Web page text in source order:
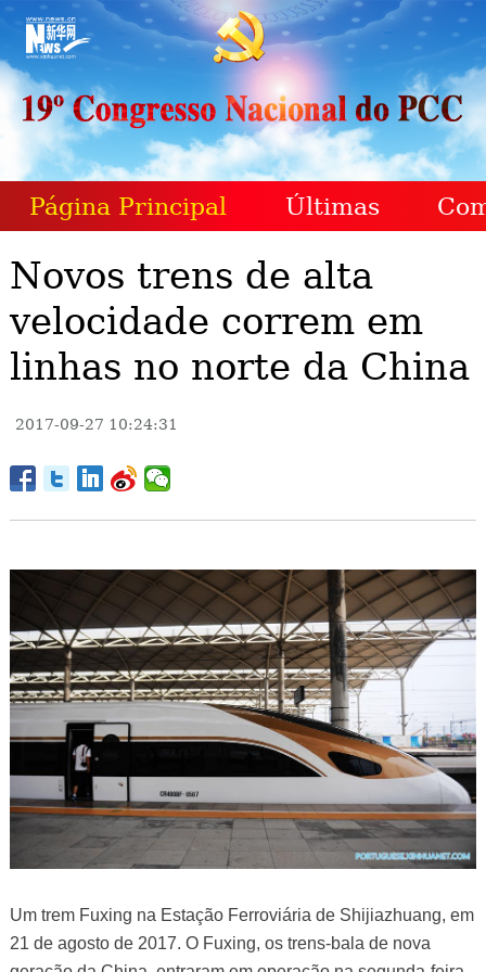
Página Principal Últimas
Novos trens de alta
velocidade correm em
linhas no norte da China
2017-09-27 10:24:31
Um trem Fuxing na Estação Ferroviária de Shijiazhuang, em
21 de agosto de 2017. O Fuxing, os trens-bala de nova